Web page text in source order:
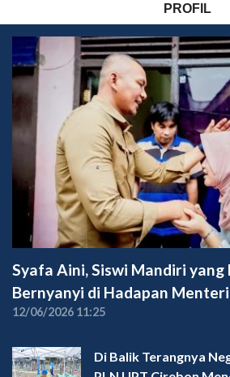
PROFIL
Syafa Aini, Siswi Mandiri yang
Bernyanyi di Hadapan Menteri
12/06/2026 11:25
Di Balik Terangnya